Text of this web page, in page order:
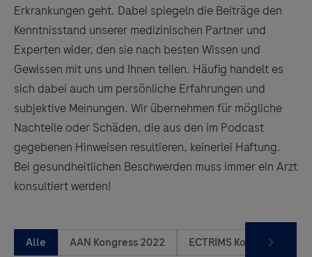
Erkrankungen geht. Dabei spiegeln die Beiträge den
Kenntnisstand unserer medizinischen Partner und
Experten wider, den sie nach besten Wissen und
Gewissen mit uns und Ihnen teilen. Häufig handelt es
sich dabei auch um persönliche Erfahrungen und
subjektive Meinungen. Wir übernehmen für mögliche
Nachteile oder Schäden, die aus den im Podcast
gegebenen Hinweisen resultieren, keinerlei Haftung.
Bei gesundheitlichen Beschwerden muss immer ein Arzt
konsultiert werden!